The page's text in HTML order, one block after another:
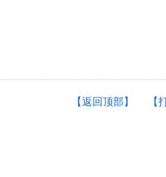
【
【返回顶部】